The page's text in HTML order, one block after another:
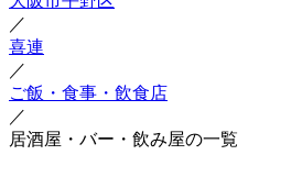
／
喜連
／
ご飯・食事・飲食店
／
居酒屋・バー・飲み屋の一覧